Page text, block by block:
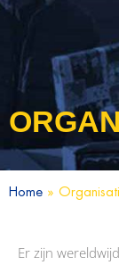
Home »
Er zijn